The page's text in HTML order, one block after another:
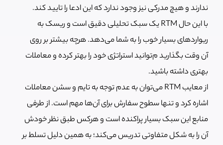
ندارند و هیچ مدرکی نیز وجود ندارد که این ادعا را تایید کند.
با این حال RTM یک سبک تحلیلی دقیق است و ریسک به
ریواردهای بسیار خوب را به شما می‌دهد. هرچه بیشتر بر روی
آن وقت بگذارید م‌توانید استراتژی خود را بهتر کرده و معاملات
بهتری داشته باشید.
از معایب RTM می‌توان به عدم توجه به تایم و سشن معاملات
اشاره کرد و تنها سطوح سفارش برای آن‌ها مهم است. از طرفی
منابع این سبک بسیار پراکنده است و هرکس طبق نظر خودش
آن را به شکل متفاوتی تدریس می‌کند؛ به همین دلیل تسلط بر